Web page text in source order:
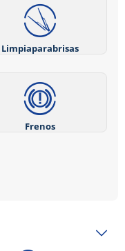
Limpiaparabrisas
Frenos